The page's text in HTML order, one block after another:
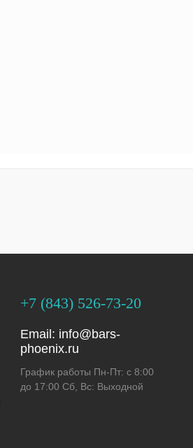
+7 (843) 526-73-20
Email: info@bars-
phoenix.ru
График работы Пн-Пт: с 8:00
до 17:00 Сб, Вс: Выходной